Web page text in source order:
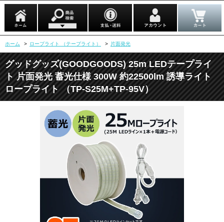
ホーム > ロープライト （テープライト） > 片面発光
グッドグッズ(GOODGOODS) 25m LEDテープライ
ト 片面発光 蓄光仕様 300W 約22500lm 誘導ライト
ロープライト （TP-S25M+TP-95V）